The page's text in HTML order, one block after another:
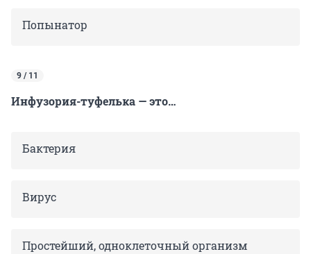
Попынатор
9 / 11
Инфузория-туфелька — это…
Бактерия
Вирус
Простейший, одноклеточный организм